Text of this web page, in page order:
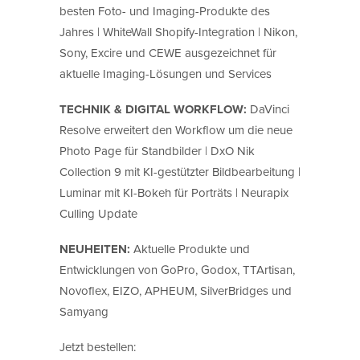
besten Foto- und Imaging-Produkte des
Jahres | WhiteWall Shopify-Integration | Nikon,
Sony, Excire und CEWE ausgezeichnet für
aktuelle Imaging-Lösungen und Services
TECHNIK & DIGITAL WORKFLOW: DaVinci
Resolve erweitert den Workflow um die neue
Photo Page für Standbilder | DxO Nik
Collection 9 mit KI-gestützter Bildbearbeitung |
Luminar mit KI-Bokeh für Porträts | Neurapix
Culling Update
NEUHEITEN: Aktuelle Produkte und
Entwicklungen von GoPro, Godox, TTArtisan,
Novoflex, EIZO, APHEUM, SilverBridges und
Samyang
Jetzt bestellen: